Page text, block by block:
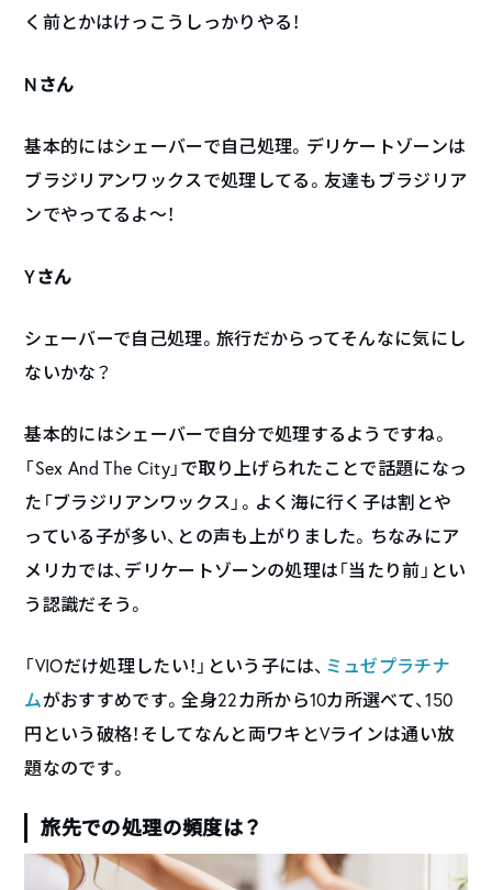
く前とかはけっこうしっかりやる！
Nさん
基本的にはシェーバーで自己処理。デリケートゾーンは
ブラジリアンワックスで処理してる。友達もブラジリア
ンでやってるよ〜！
Yさん
シェーバーで自己処理。旅行だからってそんなに気にし
ないかな？
基本的にはシェーバーで自分で処理するようですね。
「Sex And The City」で取り上げられたことで話題になっ
た「ブラジリアンワックス」。よく海に行く子は割とや
っている子が多い、との声も上がりました。ちなみにア
メリカでは、デリケートゾーンの処理は「当たり前」とい
う認識だそう。
「VIOだけ処理したい！」という子には、 ミュゼプラチナ
ムがおすすめです。全身22カ所から10カ所選べて、150
円という破格！そしてなんと両ワキとVラインは通い放
題なのです。
旅先での処理の頻度は？